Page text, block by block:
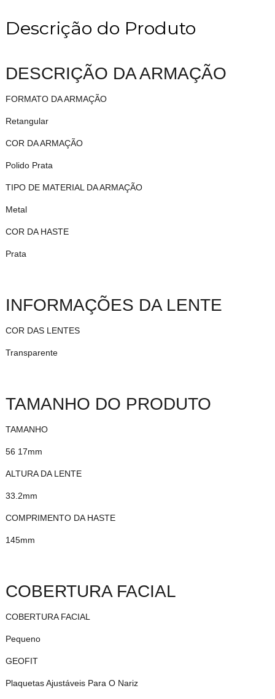
Descrição do Produto
DESCRIÇÃO DA ARMAÇÃO
FORMATO DA ARMAÇÃO
Retangular
COR DA ARMAÇÃO
Polido Prata
TIPO DE MATERIAL DA ARMAÇÃO
Metal
COR DA HASTE
Prata
INFORMAÇÕES DA LENTE
COR DAS LENTES
Transparente
TAMANHO DO PRODUTO
TAMANHO
56 17mm
ALTURA DA LENTE
33.2mm
COMPRIMENTO DA HASTE
145mm
COBERTURA FACIAL
COBERTURA FACIAL
Pequeno
GEOFIT
Plaquetas Ajustáveis Para O Nariz